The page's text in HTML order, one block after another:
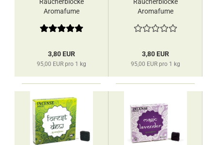
Aromafume
3,80 EUR
95,00 EUR pro 1 kg
Aromafume
3,80 EUR
95,00 EUR pro 1 kg